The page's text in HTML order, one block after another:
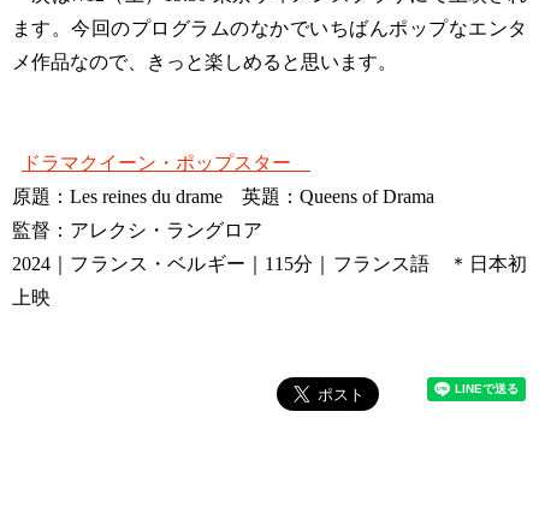
ます。今回のプログラムのなかでいちばんポップなエンタ
メ作品なので、きっと楽しめると思います。
ドラマクイーン・ポップスター
原題：Les reines du drame 英題：Queens of Drama
監督：アレクシ・ラングロア
2024｜フランス・ベルギー｜115分｜フランス語 ＊日本初
上映